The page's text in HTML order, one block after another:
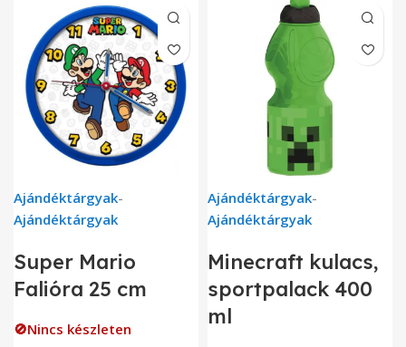
Ajándéktárgyak-
Ajándéktárgyak
Super Mario
Falióra 25 cm
🚫Nincs készleten
Ajándéktárgyak-
Ajándéktárgyak
Minecraft kulacs,
sportpalack 400
ml